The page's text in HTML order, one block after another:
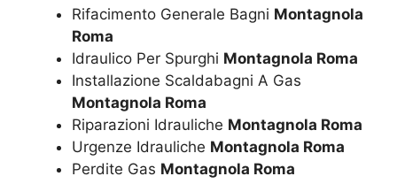
Rifacimento Generale Bagni Montagnola
Roma
Idraulico Per Spurghi Montagnola Roma
Installazione Scaldabagni A Gas
Montagnola Roma
Riparazioni Idrauliche Montagnola Roma
Urgenze Idrauliche Montagnola Roma
Perdite Gas Montagnola Roma